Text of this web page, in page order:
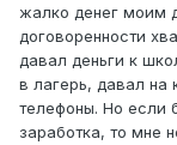
жалко денег моим
договоренности
давал деньги к
в лагерь, давал на
телефоны. Но если
заработка, то мне